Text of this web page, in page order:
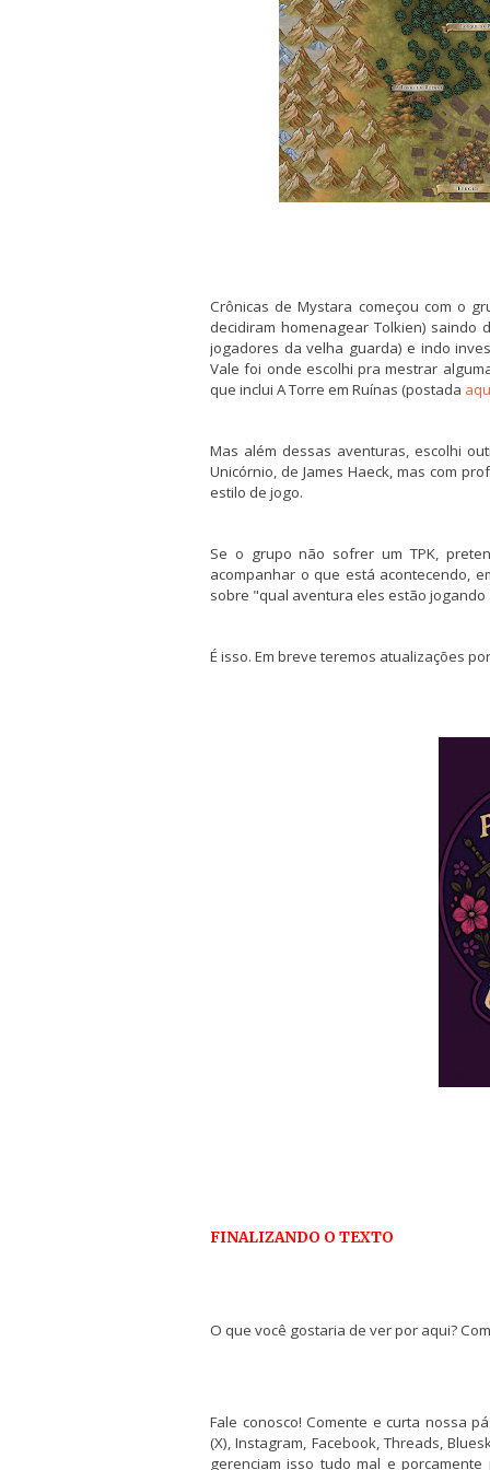
Crônicas de Mystara começou com o
decidiram homenagear Tolkien) saindo
jogadores da velha guarda) e indo
Vale foi onde escolhi pra mestrar
que inclui A Torre em Ruínas (postada
Mas além dessas aventuras, escolhi
Unicórnio, de James Haeck, mas com
estilo de jogo.
Se o grupo não sofrer um TPK,
acompanhar o que está acontecendo,
sobre "qual aventura eles estão
É isso. Em breve teremos atualizações
FINALIZANDO O TEXTO
O que você gostaria de ver por aqui?
Fale conosco! Comente e curta nossa
(X), Instagram, Facebook, Threads,
gerenciam isso tudo mal e